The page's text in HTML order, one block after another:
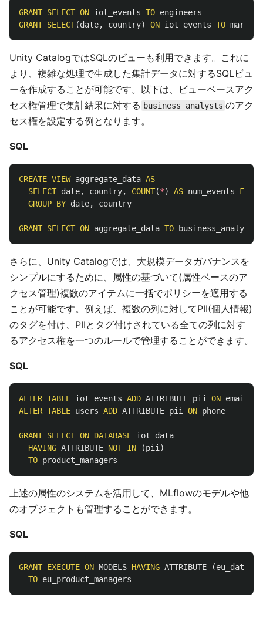
GRANT SELECT ON iot_events TO engineers
GRANT SELECT(date, country) ON iot_events TO
Unity CatalogではSQLのビューも利用できます。これに
より、複雑な処理で生成した集計データに対するSQLビュ
ーを作成することが可能です。以下は、ビューベースアク
セス権管理で集計結果に対する business_analysts のアク
セス権を設定する例となります。
SQL
CREATE VIEW aggregate_data AS
SELECT date, country, COUNT(*) AS num_events
FROM
GROUP BY date, country
GRANT SELECT ON aggregate_data TO business_analysts
さらに、Unity Catalogでは、大規模データガバナンスを
シンプルにするために、属性の基づいて(属性ベースのア
クセス管理)複数のアイテムに一括でポリシーを適用する
ことが可能です。例えば、複数の列に対してPII(個人情報)
のタグを付け、PIIとタグ付けされている全ての列に対す
るアクセス権を一つのルールで管理することができます。
SQL
ALTER TABLE iot_events ADD ATTRIBUTE pii ON email
ALTER TABLE users ADD ATTRIBUTE pii ON phone
GRANT SELECT ON DATABASE iot_data
HAVING ATTRIBUTE NOT IN (pii )
TO product_managers
上述の属性のシステムを活用して、MLflowのモデルや他
のオブジェクトも管理することができます。
SQL
GRANT EXECUTE ON MODELS HAVING ATTRIBUTE (eu_data
TO eu_product_managers